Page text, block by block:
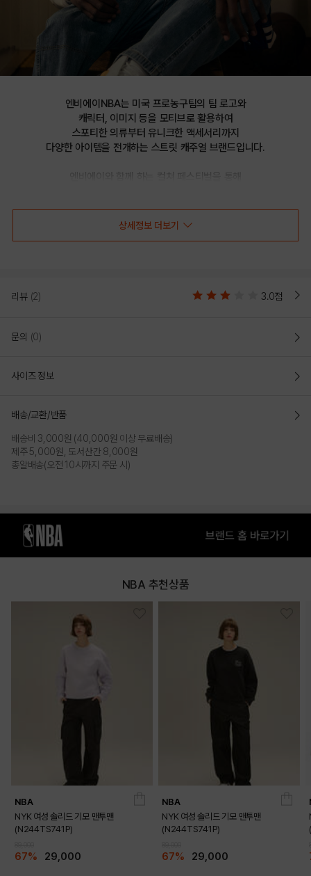
엔비에이NBA는 미국 프로농구팀의 팀 로고와
캐릭터, 이미지 등을 모티브로 활용하여
스포티한 의류부터 유니크한 액세서리까지
다양한 아이템을 전개하는 스트릿 캐주얼 브랜드입니다.
(N241TH011P)
준 후드 스타일
전체적으로 여유로운 사이즈의 루즈핏으로 작업되어 활동성이 좋고 편안하게
다양한 착장이 가능한 후드티셔츠로 BACKBOARD를 상징하는 PLAY GAME 로고
흡습속건과 UV차단 기능성이 있는 아스킨 쿨링 원사를 사용하여 우수한 터치감과
착용감을 제공
MELANGE GREY BLACK
상세정보 더보기
리뷰 (2) 3.0점
문의 (0)
사이즈 정보
배송/교환/반품
배송비 3,000원 (40,000원 이상 무료배송)
제주 5,000원, 도서산간 8,000원
총알배송(오전 10시까지 주문 시)
NBA 추천상품
NBA
NYK 여성 솔리드 기모 맨투맨
(N244TS741P)
67% 29,000
NBA
NYK 여성 솔리드 기모 맨투맨
(N244TS741P)
67% 29,000